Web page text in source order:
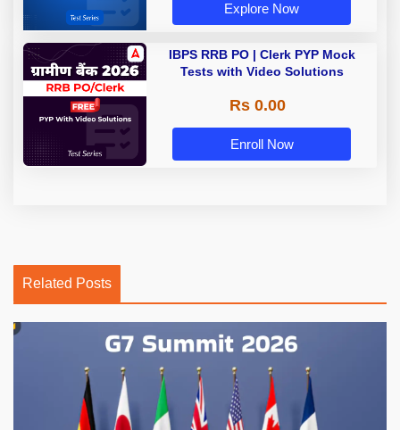
Explore Now
IBPS RRB PO | Clerk PYP Mock
Tests with Video Solutions
Rs 0.00
Enroll Now
Related Posts